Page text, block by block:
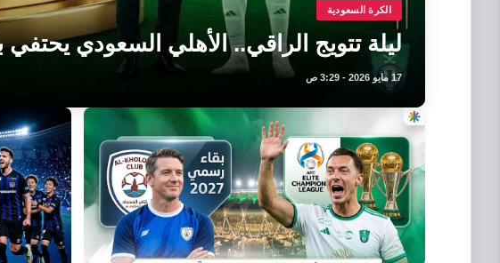
الكرة السعودية
ليلة تتويج الراقي.. الأهلي السعودي يحتفي
17 مايو 2026 - 3:29 ص